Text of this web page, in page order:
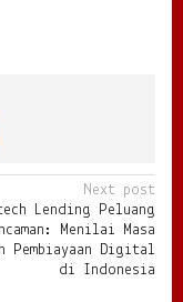
Next post
Lending Peluang
Menilai Masa
Pembiayaan Digital
di Indonesia